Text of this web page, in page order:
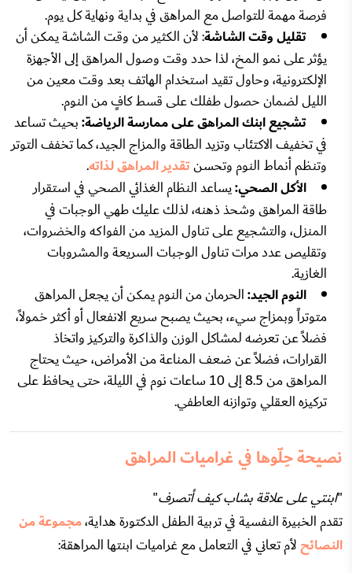
فرصة مهمة للتواصل مع المراهق في بداية ونهاية كل يوم.
تقليل وقت الشاشة: لأن الكثير من وقت الشاشة يمكن أن
يؤثر على نمو المخ، لذا حدد وقت وصول المراهق إلى الأجهزة
الإلكترونية، وحاول تقيد استخدام الهاتف بعد وقت معين من
الليل لضمان حصول طفلك على قسط كافٍ من النوم.
تشجيع ابنك المراهق على ممارسة الرياضة:بحيث تساعد
في تخفيف الاكتئاب وتزيد الطاقة والمزاج الجيد، كما تخفف التوتر
وتنظم أنماط النوم وتحسنتقدير المراهق لذاته.
الأكل الصحي:يساعد النظام الغذائي الصحي في استقرار
طاقة المراهق وشحذ ذهنه، لذلك عليك طهي الوجبات في
المنزل، والتشجيع على تناول المزيد من الفواكه والخضروات،
وتقليص عدد مرات تناول الوجبات السريعة والمشروبات
الغازية.
النوم الجيد:الحرمان من النوم يمكن أن يجعل المراهق
متوتراً وبمزاج سيء، بحيث يصبح سريع الانفعال أو أكثر خمولاً،
فضلاً عن تعرضه لمشاكل الوزن والذاكرة والتركيز واتخاذ
القرارات، فضلاً عن ضعف المناعة من الأمراض، حيث يحتاج
المراهق من 8.5 إلى 10 ساعات نوم في الليلة، حتى يحافظ على
تركيزه العقلي وتوازنه العاطفي.
نصيحة حِلّوها في غراميات المراهق
"ابنتي على علاقة بشاب كيف أتصرف"
تقدم الخبيرة النفسية في تربية الطفل الدكتورة هداية،مجموعة من
النصائحلأم تعاني في التعامل مع غراميات ابنتها المراهقة: